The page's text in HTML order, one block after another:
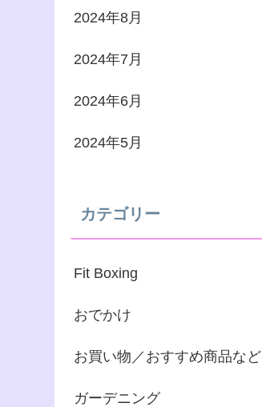
2024年8月
2024年7月
2024年6月
2024年5月
カテゴリー
Fit Boxing
おでかけ
お買い物／おすすめ商品など
ガーデニング